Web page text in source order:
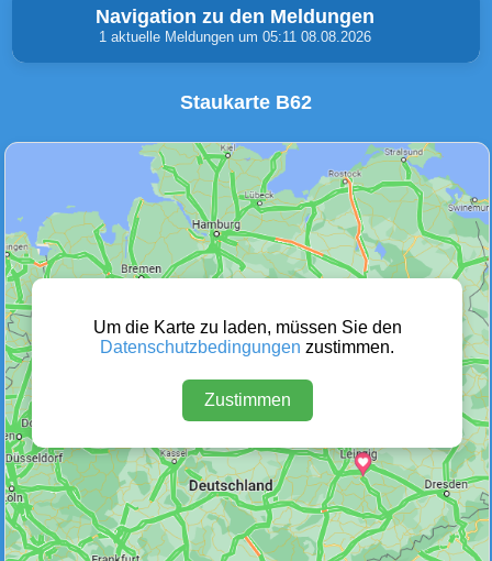
Navigation zu den Meldungen
1 aktuelle Meldungen um 05:11 08.08.2026
Unfälle & Warnungen Stau
(1)
Wetter Warnungen Sperrungen
Defektes Fahrzeug
Staukarte B62
Um die Karte zu laden, müssen Sie den
Datenschutzbedingungen zustimmen.
Zustimmen